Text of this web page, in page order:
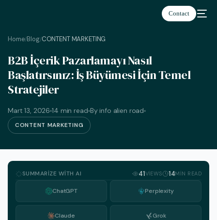
Contact
Home/Blog/CONTENT MARKETING
B2B İçerik Pazarlamayı Nasıl
Başlatırsınız: İş Büyümesi İçin Temel
Stratejiler
Mart 13, 2026 14 min read By info alien road
CONTENT MARKETING
SUMMARIZE WITH AI 41VIEWS 14MIN READ
ChatGPT Perplexity
Claude Grok
Türkçe